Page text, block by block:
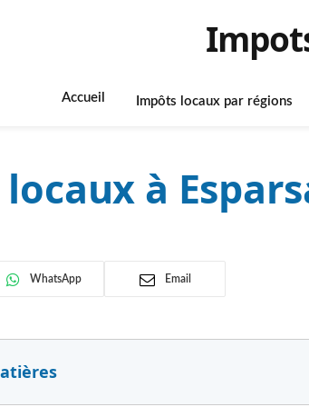
Accueil Impôts locaux par régions
à
WhatsApp Email